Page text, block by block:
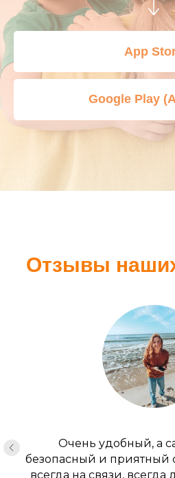
App
Google Play
Отзывы
Очень удобный, а
безопасный и приятный
всегда на связи,